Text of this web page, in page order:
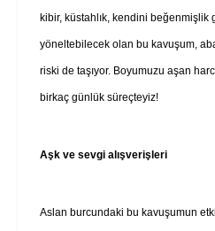
kibir, küstahlık, kendini beğenmişlik
yöneltebilecek olan bu kavuşum,
riski de taşıyor. Boyumuzu aşan
birkaç günlük süreçteyiz!
Aşk ve sevgi alışverişleri
Aslan burcundaki bu kavuşumun